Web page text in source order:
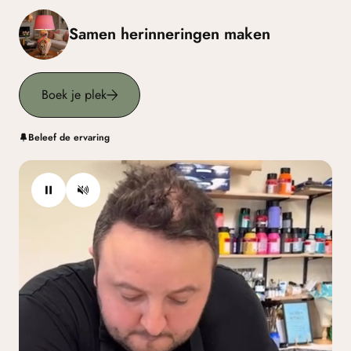
Samen herinneringen maken
Boek je plek
Beleef de ervaring